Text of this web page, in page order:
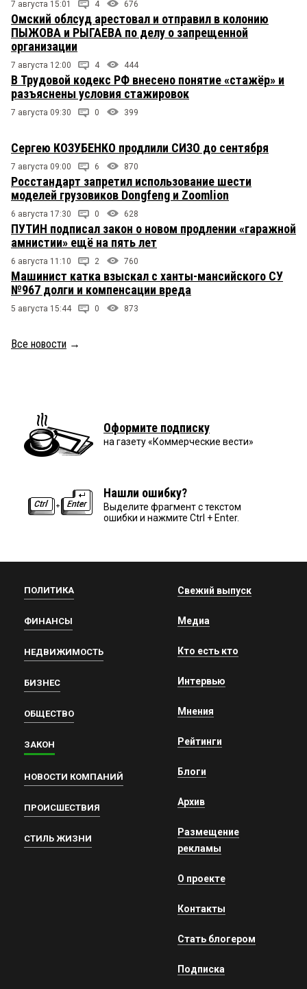
7 августа 15:01 4 676
Омский облсуд арестовал и отправил в колонию
ПЫЖОВА и РЫГАЕВА по делу о запрещенной
организации
7 августа 12:00 4 444
В Трудовой кодекс РФ внесено понятие «стажёр» и
разъяснены условия стажировок
7 августа 09:30 0 399
Сергею КОЗУБЕНКО продлили СИЗО до сентября
7 августа 09:00 6 870
Росстандарт запретил использование шести
моделей грузовиков Dongfeng и Zoomlion
6 августа 17:30 0 628
ПУТИН подписал закон о новом продлении «гаражной
амнистии» ещё на пять лет
6 августа 11:10 2 760
Машинист катка взыскал с ханты-мансийского СУ
№967 долги и компенсации вреда
5 августа 15:44 0 873
Все новости →
Оформите подписку
на газету «Коммерческие вести»
Нашли ошибку?
Выделите фрагмент с текстом
ошибки и нажмите Ctrl + Enter.
ПОЛИТИКА
ФИНАНСЫ
НЕДВИЖИМОСТЬ
БИЗНЕС
ОБЩЕСТВО
ЗАКОН
НОВОСТИ КОМПАНИЙ
ПРОИСШЕСТВИЯ
СТИЛЬ ЖИЗНИ
Свежий выпуск
Медиа
Кто есть кто
Интервью
Мнения
Рейтинги
Блоги
Архив
Размещение
рекламы
О проекте
Контакты
Стать блогером
Подписка